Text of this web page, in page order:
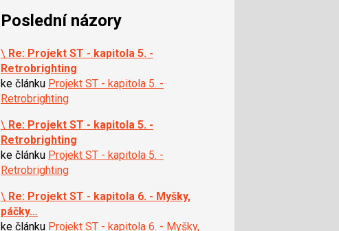
Poslední názory
\ Re: Projekt ST - kapitola 5. -
Retrobrighting
ke článku Projekt ST - kapitola 5. -
Retrobrighting
\ Re: Projekt ST - kapitola 5. -
Retrobrighting
ke článku Projekt ST - kapitola 5. -
Retrobrighting
\ Re: Projekt ST - kapitola 6. - Myšky,
páčky…
ke článku Projekt ST - kapitola 6. - Myšky,